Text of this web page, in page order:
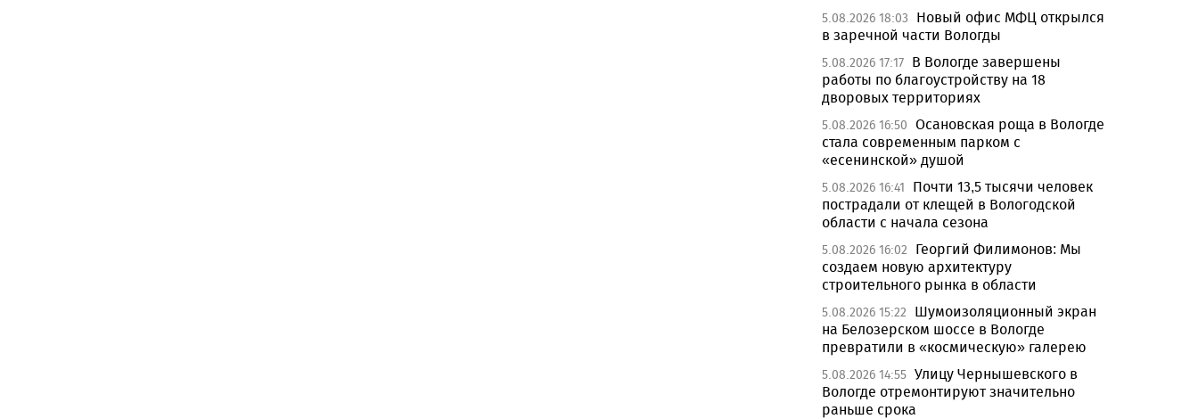
5.08.2026 18:03
Новый офис МФЦ открылся
в заречной части Вологды
5.08.2026 17:17 В Вологде завершены
работы по благоустройству на 18
дворовых территориях
5.08.2026 16:50 Осановская роща в Вологде
стала современным парком с
«есенинской» душой
5.08.2026 16:41
Почти 13,5 тысячи человек
пострадали от клещей в Вологодской
области с начала сезона
5.08.2026 16:02
Георгий Филимонов: Мы
создаем новую архитектуру
строительного рынка в области
5.08.2026 15:22
Шумоизоляционный экран
на Белозерском шоссе в Вологде
превратили в «космическую» галерею
5.08.2026 14:55 Улицу Чернышевского в
Вологде отремонтируют значительно
раньше срока